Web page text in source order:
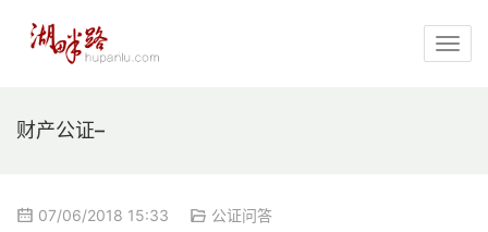
财产公证–
07/06/2018 15:33 公证问答